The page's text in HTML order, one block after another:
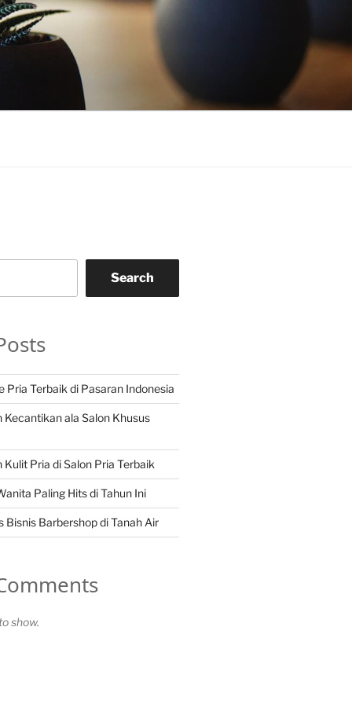
Search
Pria Terbaik di Pasaran Indonesia
Kecantikan ala Salon Khusus
Pria di Salon Pria Terbaik
Paling Hits di Tahun Ini
Bisnis Barbershop di Tanah Air
show.